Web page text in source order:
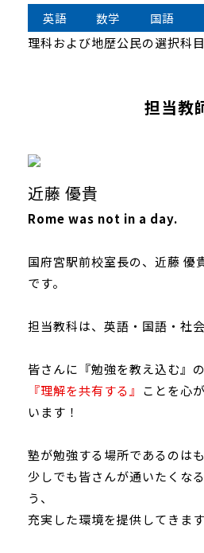
英語 数学 国語
理科および地歴公民の選択科
担当教
近藤 優貴
Rome was not in a day.
国府宮駅前校室長の、近藤 優
です。
担当教科は、英語・国語・社会
皆さんに『勉強を教え込む』の
『理解を共有する』 ことを心
います！
塾が勉強する場所であるのは
少しでも皆さんが通いたくな
う、
充実した環境を提供してきます